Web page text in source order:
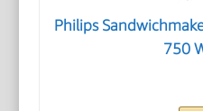
Philips
750